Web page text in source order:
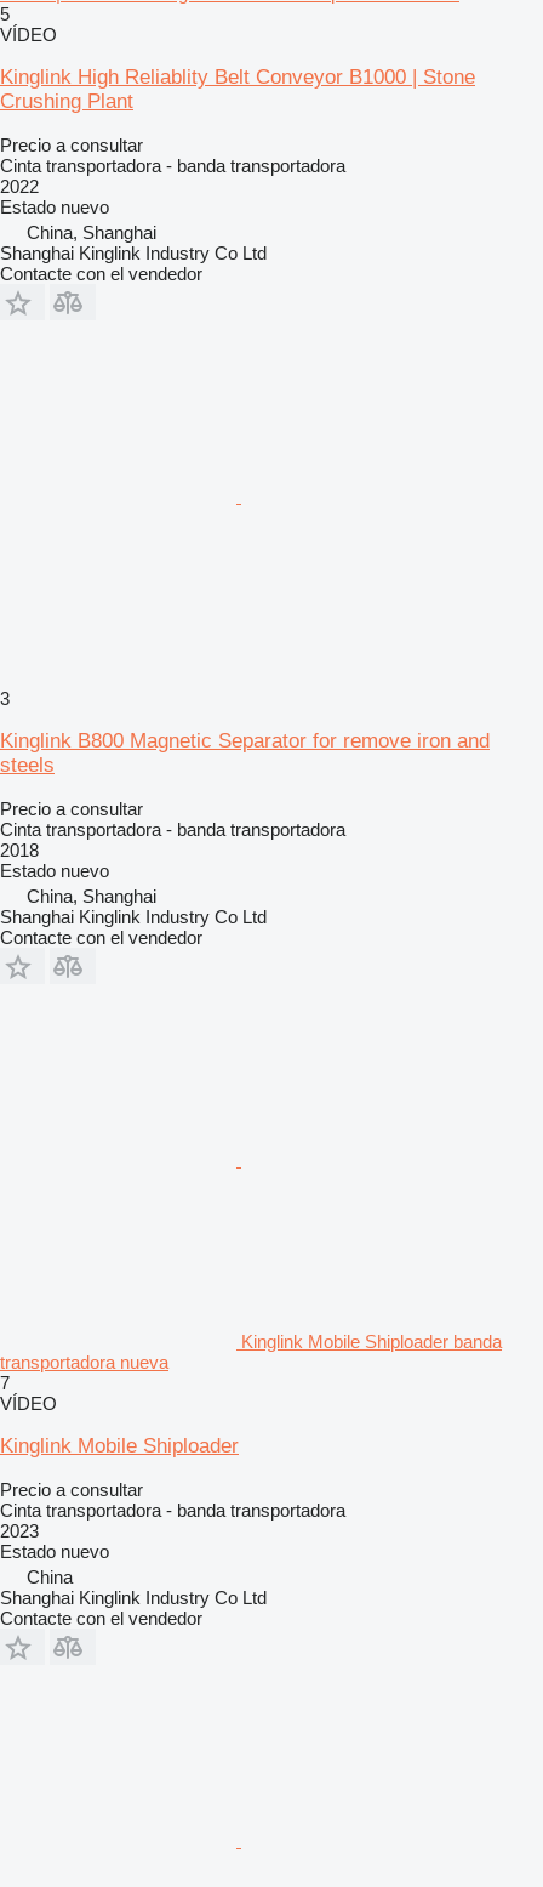
5
VÍDEO
Kinglink High Reliablity Belt Conveyor B1000 | Stone
Crushing Plant
Precio a consultar
Cinta transportadora - banda transportadora
2022
Estado nuevo
China, Shanghai
Shanghai Kinglink Industry Co Ltd
Contacte con el vendedor
3
Kinglink B800 Magnetic Separator for remove iron and
steels
Precio a consultar
Cinta transportadora - banda transportadora
2018
Estado nuevo
China, Shanghai
Shanghai Kinglink Industry Co Ltd
Contacte con el vendedor
Kinglink Mobile Shiploader banda
transportadora nueva
7
VÍDEO
Kinglink Mobile Shiploader
Precio a consultar
Cinta transportadora - banda transportadora
2023
Estado nuevo
China
Shanghai Kinglink Industry Co Ltd
Contacte con el vendedor